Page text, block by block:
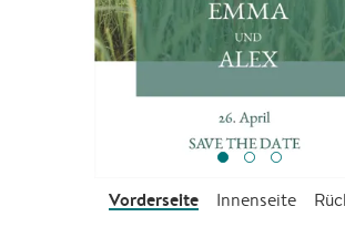
Vorderseite Innenseite